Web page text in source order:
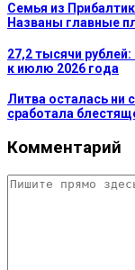
Семья из
Названы главные
27,2 тысячи
к июлю 2026 года
Литва осталась ни
сработала
Комментарий